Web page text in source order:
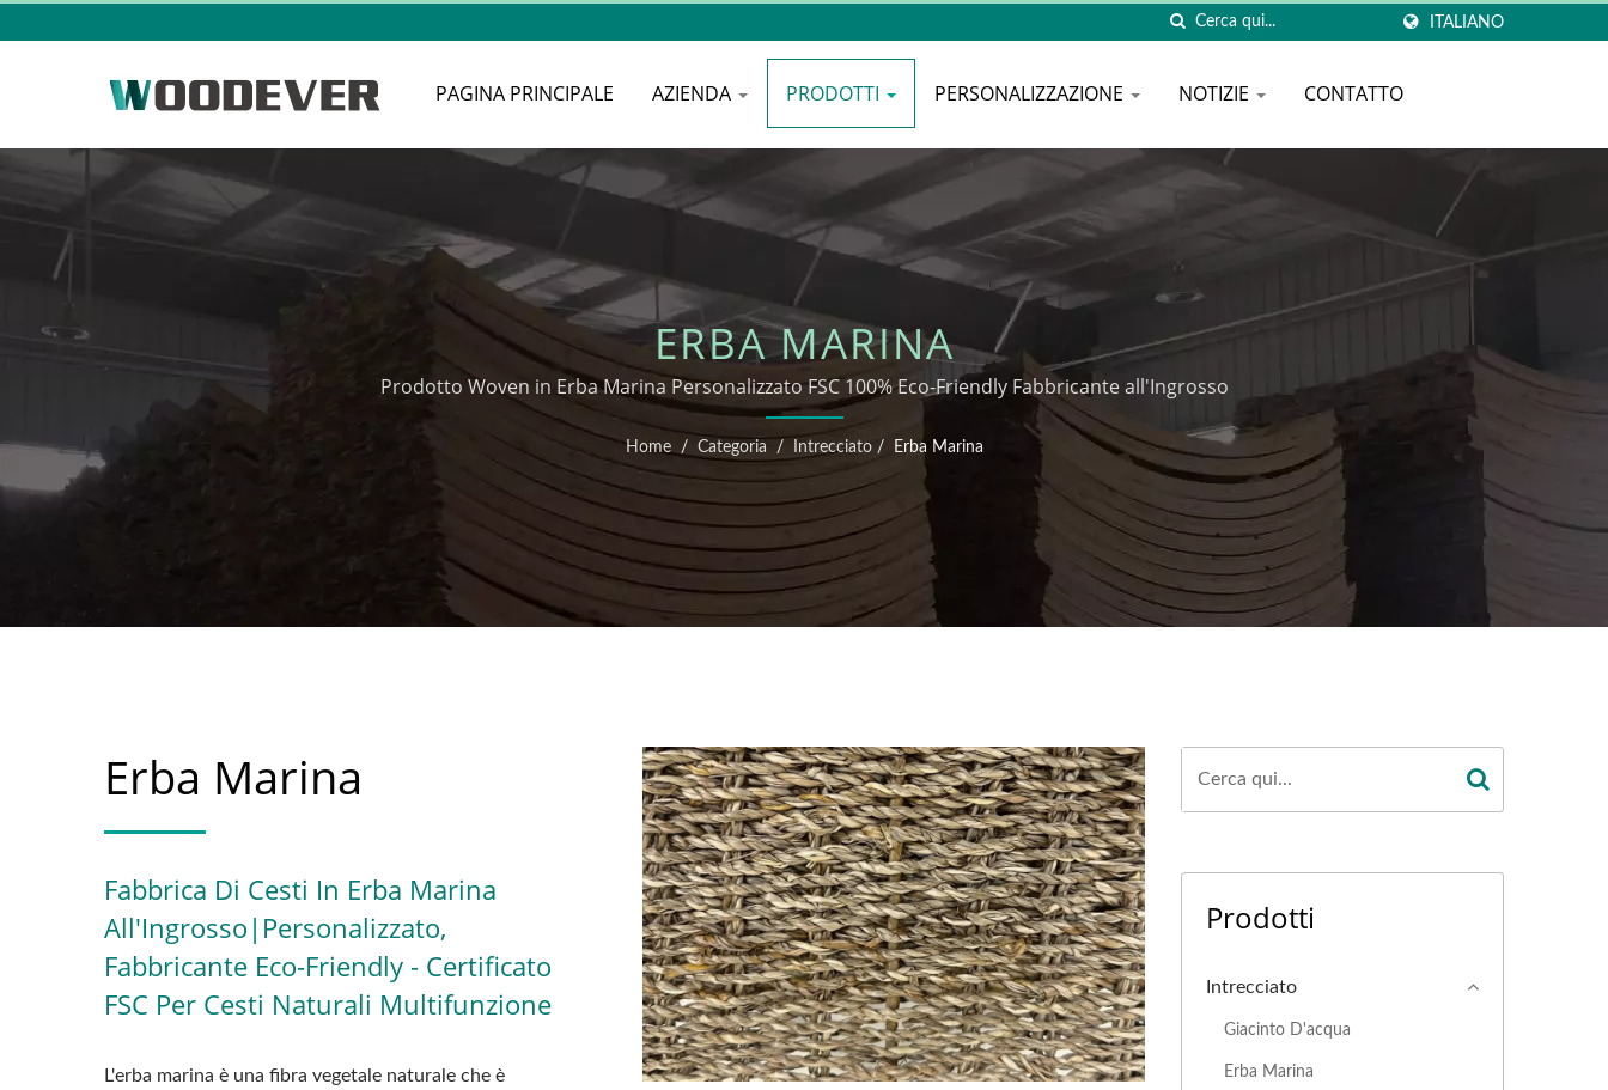
ITALIANO
PAGINA PRINCIPALE AZIENDA PRODOTTI PERSONALIZZAZIONE NOTIZIE CONTATTO
ERBA MARINA
Prodotto Woven in Erba Marina Personalizzato FSC 100% Eco-Friendly Fabbricante all'Ingrosso
Home / Categoria / Intrecciato / Erba Marina
Erba Marina
Fabbrica Di Cesti In Erba Marina
All'Ingrosso|Personalizzato,
Fabbricante Eco-Friendly - Certificato
FSC Per Cesti Naturali Multifunzione
L'erba marina è una fibra vegetale naturale che è
Prodotti
Intrecciato
Giacinto D'acqua
Erba Marina